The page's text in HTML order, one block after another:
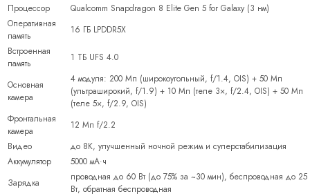
Процессор
Qualcomm Snapdragon 8 Elite Gen 5 for Galaxy (3 нм)
Оперативная
память
16 ГБ LPDDR5X
Встроенная
память
1 ТБ UFS 4.0
Основная
камера
4 модуля: 200 Мп (широкоугольный, f/1.4, OIS) + 50 Мп
(ультраширокий, f/1.9) + 10 Мп (теле 3×, f/2.4, OIS) + 50 Мп
(теле 5×, f/2.9, OIS)
Фронтальная
камера
12 Мп f/2.2
Видео
до 8K, улучшенный ночной режим и суперстабилизация
Аккумулятор
5000 мА·ч
Зарядка
проводная до 60 Вт (до 75% за ~30 мин), беспроводная до 25
Вт, обратная беспроводная